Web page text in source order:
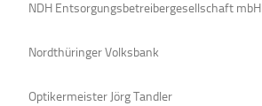
NDH Entsorgungsbetreibergesellschaft mbH
Nordthüringer Volksbank
Optikermeister Jörg Tandler